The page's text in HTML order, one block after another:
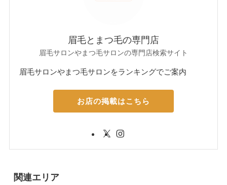
眉毛とまつ毛の専門店
眉毛サロンやまつ毛サロンの専門店検索サイト
眉毛サロンやまつ毛サロンをランキングでご案内
お店の掲載はこちら
関連エリア